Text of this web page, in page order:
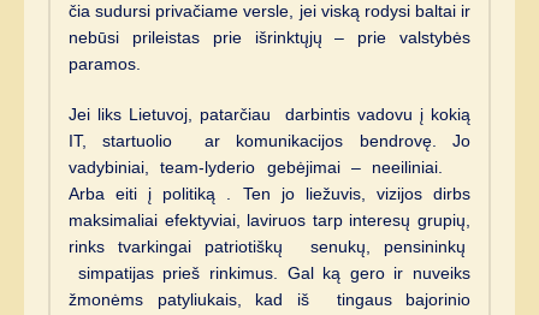
čia sudursi privačiame versle, jei viską rodysi baltai ir
nebūsi prileistas prie išrinktųjų – prie valstybės
paramos.
Jei liks Lietuvoj, patarčiau darbintis vadovu į kokią
IT, startuolio ar komunikacijos bendrovę. Jo
vadybiniai, team-lyderio gebėjimai – neeiliniai.
Arba eiti į politiką . Ten jo liežuvis, vizijos dirbs
maksimaliai efektyviai, laviruos tarp interesų grupių,
rinks tvarkingai patriotiškų senukų, pensininkų
simpatijas prieš rinkimus. Gal ką gero ir nuveiks
žmonėms patyliukais, kad iš tingaus bajorinio